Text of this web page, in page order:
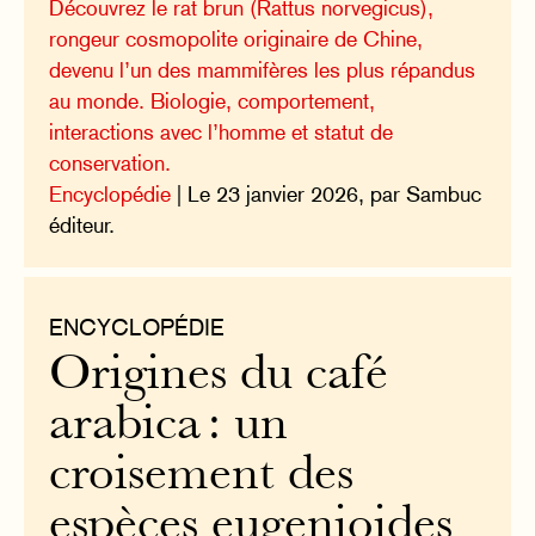
Découvrez le rat brun (Rattus norvegicus),
rongeur cosmopolite originaire de Chine,
devenu l’un des mammifères les plus répandus
au monde. Biologie, comportement,
interactions avec l’homme et statut de
conservation.
Encyclopédie | Le 23 janvier 2026, par Sambuc
éditeur.
ENCYCLOPÉDIE
Origines du café
arabica : un
croisement des